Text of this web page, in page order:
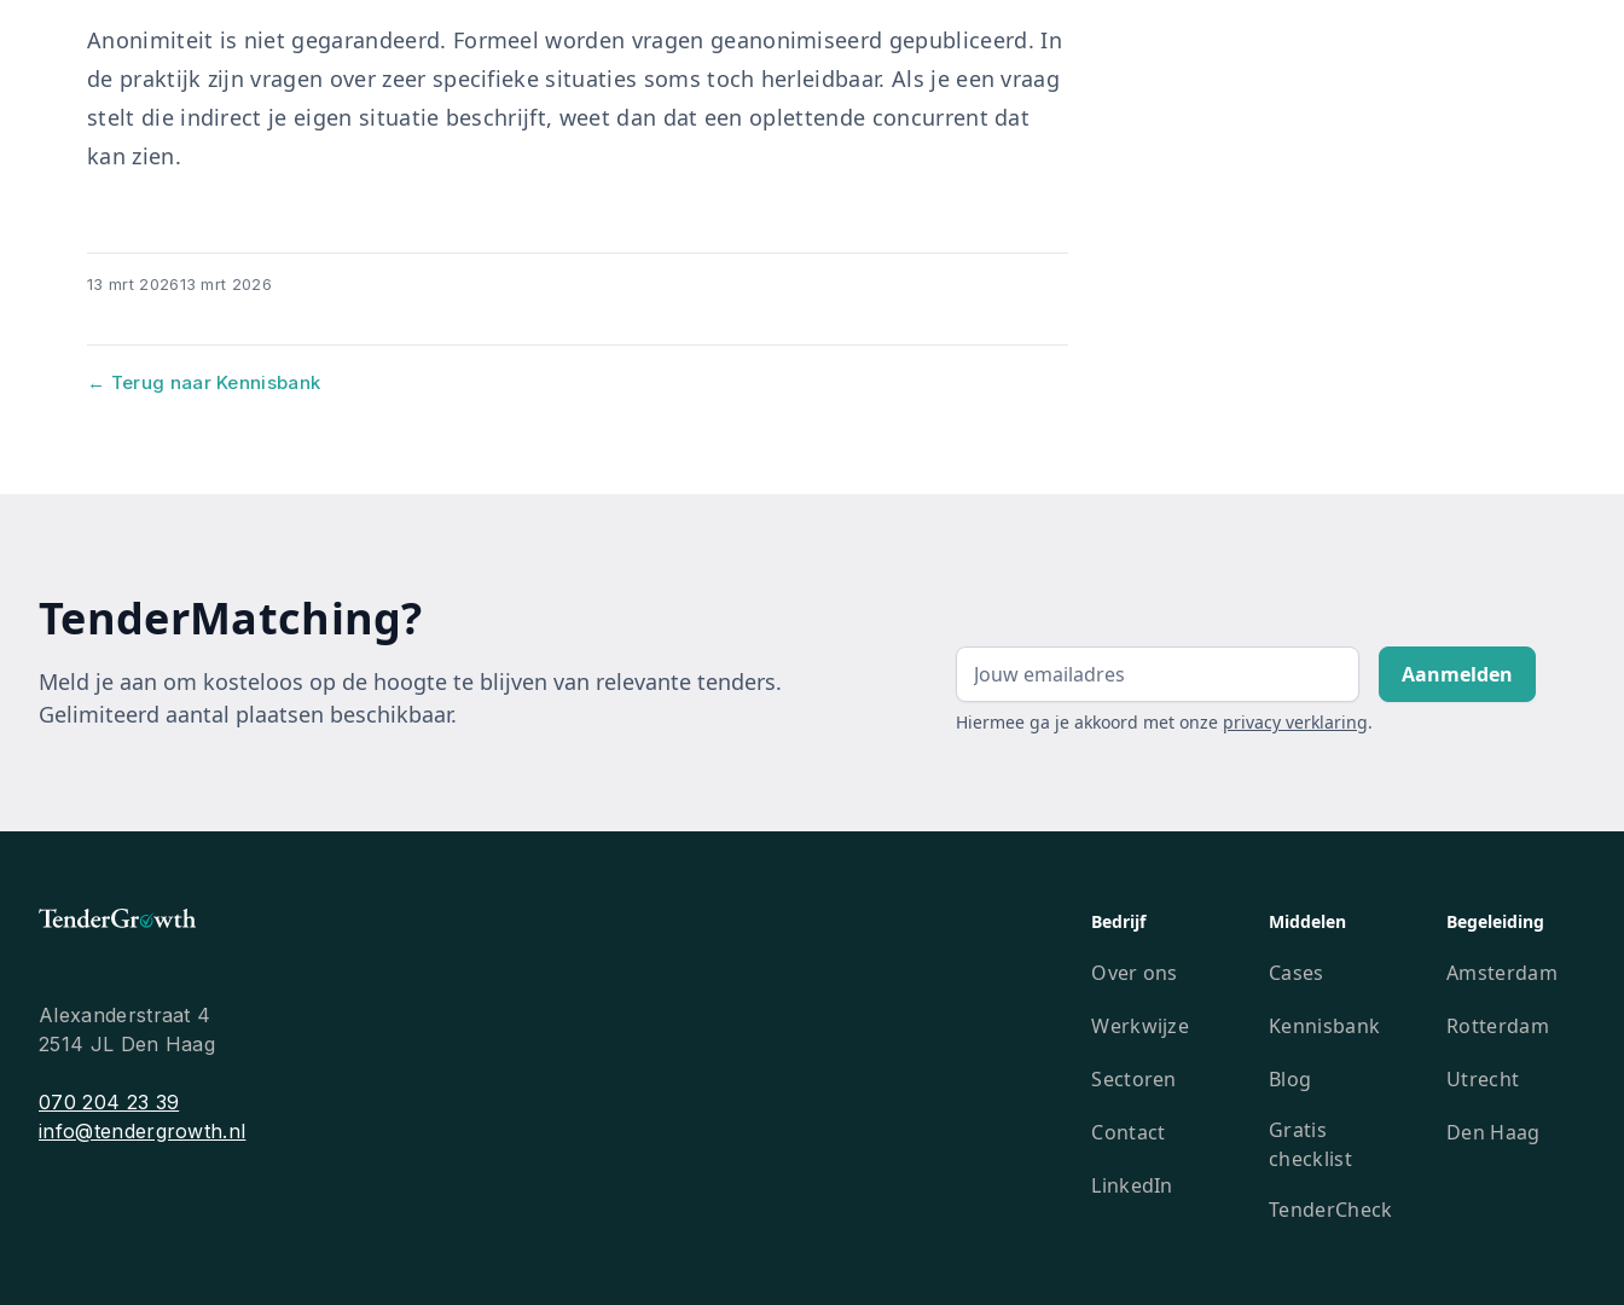
Anonimiteit is niet gegarandeerd. Formeel worden vragen geanonimiseerd gepubliceerd. In
de praktijk zijn vragen over zeer specifieke situaties soms toch herleidbaar. Als je een vraag
stelt die indirect je eigen situatie beschrijft, weet dan dat een oplettende concurrent dat
kan zien.
← Terug naar Kennisbank
13 mrt 202613 mrt 2026
TenderMatching?
Meld je aan om kosteloos op de hoogte te blijven van relevante tenders.
Gelimiteerd aantal plaatsen beschikbaar.
Hiermee ga je akkoord met onze privacy verklaring.
Alexanderstraat 4
2514 JL Den Haag
070 204 23 39
info@tendergrowth.nl
Bedrijf
Over ons
Werkwijze
Sectoren
Contact
LinkedIn
Middelen
Cases
Kennisbank
Blog
Gratis
checklist
TenderCheck
Begeleiding
Amsterdam
Rotterdam
Utrecht
Den Haag